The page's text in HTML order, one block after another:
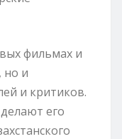
фильмах и
но и
и критиков.
его